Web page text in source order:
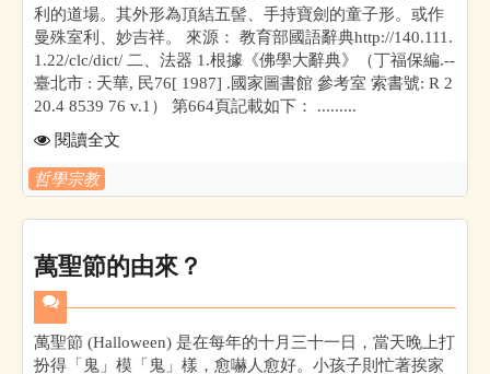
利的道場。其外形為頂結五髻、手持寶劍的童子形。或作
曼殊室利、妙吉祥。 來源： 教育部國語辭典http://140.111.
1.22/clc/dict/ 二、法器 1.根據《佛學大辭典》（丁福保編.--
臺北市 : 天華, 民76[ 1987] .國家圖書館 參考室 索書號: R 2
20.4 8539 76 v.1） 第664頁記載如下： .........
閱讀全文
哲學宗教
萬聖節的由來？
萬聖節 (Halloween) 是在每年的十月三十一日，當天晚上打
扮得「鬼」模「鬼」樣，愈嚇人愈好。小孩子則忙著挨家